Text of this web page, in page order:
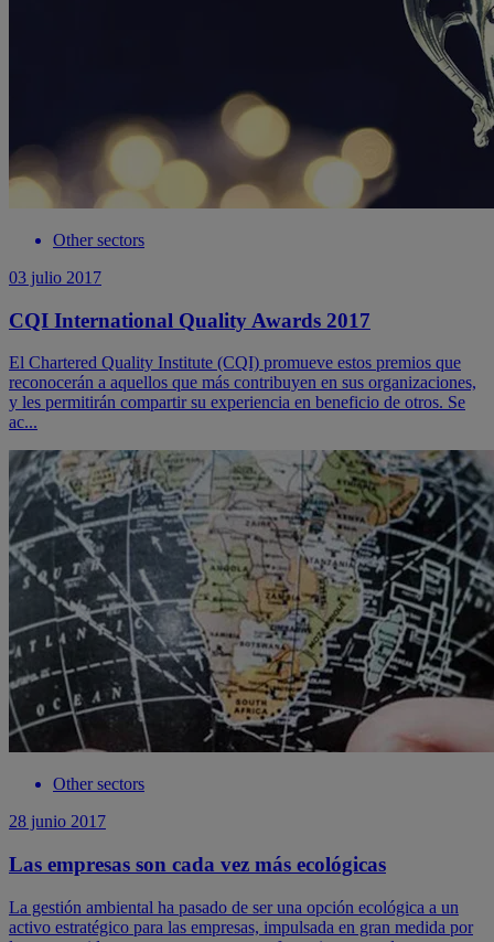
Other sectors
03 julio 2017
CQI International Quality Awards 2017
El Chartered Quality Institute (CQI) promueve estos premios que
reconocerán a aquellos que más contribuyen en sus organizaciones,
y les permitirán compartir su experiencia en beneficio de otros. Se
ac...
Other sectors
28 junio 2017
Las empresas son cada vez más ecológicas
La gestión ambiental ha pasado de ser una opción ecológica a un
activo estratégico para las empresas, impulsada en gran medida por